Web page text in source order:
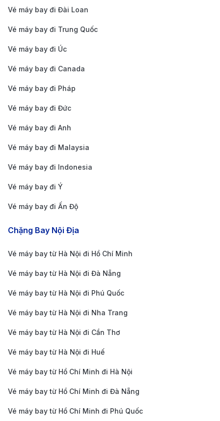
mọi nhu cầu của bạn đều được đáp ứng trong suốt
hành trình.
Giá vé cạnh tranh và thường xuyên có khuyến
Bamboo Airways. Nhờ đó, 190Booking luôn cập
nhật giá vé tốt nhất và các chương trình khuyến
mãi thường xuyên, giúp bạn dễ dàng săn được vé
hỗ trợ khách hàng của 190Booking hoạt động suốt
24 giờ mỗi ngày, 7 ngày trong tuần. Bất kể khi nào
hay các vấn đề phát sinh khác, đội ngũ chăm sóc
khách hàng luôn sẵn sàng giải đáp tận tình.
Phương thức thanh toán an toàn và linh hoạt
tử (Momo, ZaloPay) và chuyển khoản ngân hàng.
Điều này giúp hành khách dễ dàng lựa chọn cách
thanh toán tiện lợi nhất và hoàn toàn yên tâm khi
chóng: 190Booking cung cấp đầy đủ thông tin chi
tiết về chuyến bay, bao gồm giờ bay, giá vé và các
Vé máy bay đi Đài Loan
Vé máy bay đi Trung Quốc
Vé máy bay đi Úc
Vé máy bay đi Canada
Vé máy bay đi Pháp
Vé máy bay đi Đức
Vé máy bay đi Anh
Vé máy bay đi Malaysia
Vé máy bay đi Indonesia
Vé máy bay đi Ý
Vé máy bay đi Ấn Độ
Chặng Bay Nội Địa
Vé máy bay từ Hà Nội đi Hồ Chí Minh
Vé máy bay từ Hà Nội đi Đà Nẵng
Vé máy bay từ Hà Nội đi Phú Quốc
Vé máy bay từ Hà Nội đi Nha Trang
Vé máy bay từ Hà Nội đi Cần Thơ
Vé máy bay từ Hà Nội đi Huế
Vé máy bay từ Hồ Chí Minh đi Hà Nội
Vé máy bay từ Hồ Chí Minh đi Đà Nẵng
Vé máy bay từ Hồ Chí Minh đi Phú Quốc